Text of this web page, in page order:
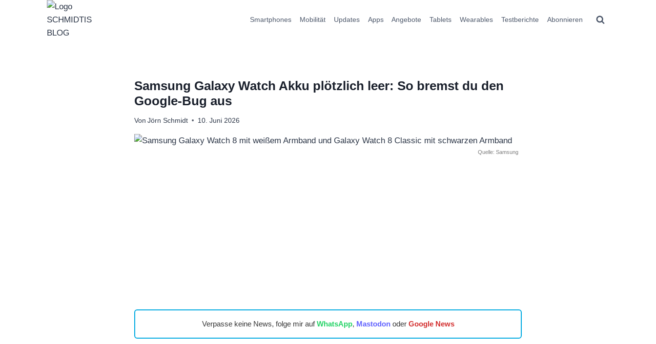
Smartphones Mobilität Updates Apps Angebote Tablets Wearables Testberichte Abonnieren
Samsung Galaxy Watch Akku plötzlich leer: So bremst du den
Google-Bug aus
Von Jörn Schmidt 10. Juni 2026
Quelle: Samsung
Verpasse keine News, folge mir aufWhatsApp, Mastodonoder Google News